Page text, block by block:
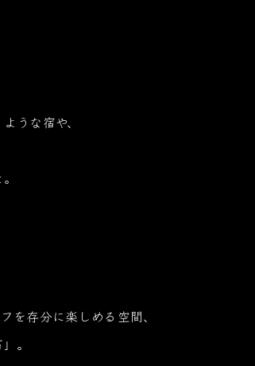
うな宿や、
を存分に楽しめる空間、
。